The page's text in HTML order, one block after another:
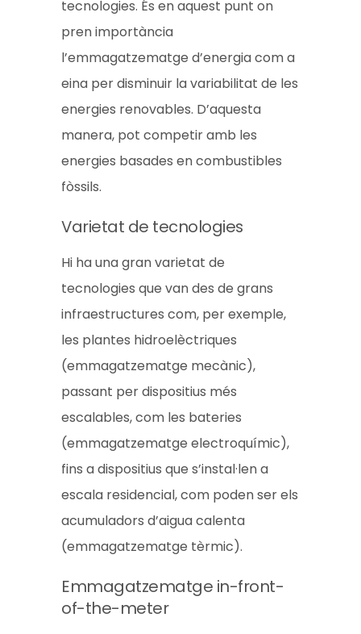
tecnologies. És en aquest punt on
pren importància
l’emmagatzematge d’energia com a
eina per disminuir la variabilitat de les
energies renovables. D’aquesta
manera, pot competir amb les
energies basades en combustibles
fòssils.
Varietat de tecnologies
Hi ha una gran varietat de
tecnologies que van des de grans
infraestructures com, per exemple,
les plantes hidroelèctriques
(emmagatzematge mecànic),
passant per dispositius més
escalables, com les bateries
(emmagatzematge electroquímic),
fins a dispositius que s’instal·len a
escala residencial, com poden ser els
acumuladors d’aigua calenta
(emmagatzematge tèrmic).
Emmagatzematge in-front-
of-the-meter